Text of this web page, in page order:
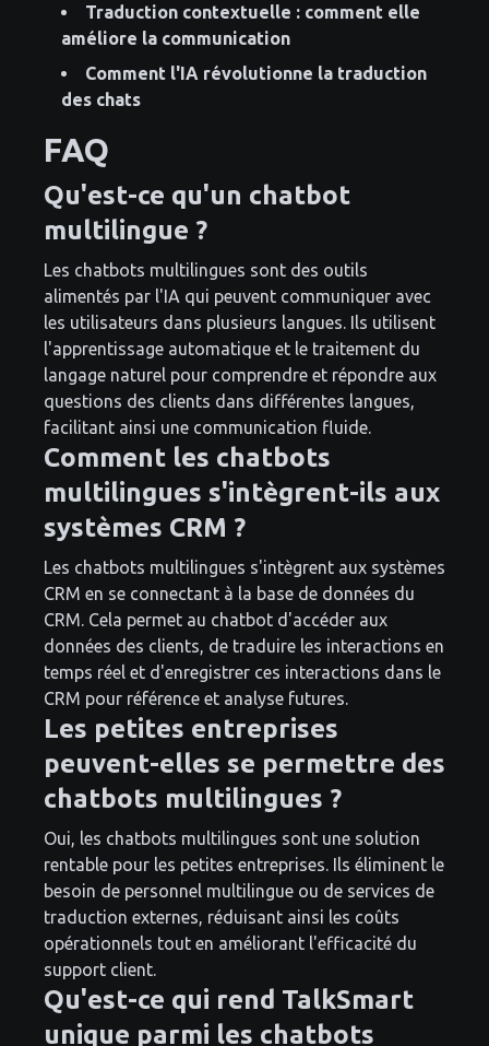
Traduction contextuelle : comment elle
améliore la communication
Comment l'IA révolutionne la traduction
des chats
FAQ
Qu'est-ce qu'un chatbot
multilingue ?
Les chatbots multilingues sont des outils
alimentés par l'IA qui peuvent communiquer avec
les utilisateurs dans plusieurs langues. Ils utilisent
l'apprentissage automatique et le traitement du
langage naturel pour comprendre et répondre aux
questions des clients dans différentes langues,
facilitant ainsi une communication fluide.
Comment les chatbots
multilingues s'intègrent-ils aux
systèmes CRM ?
Les chatbots multilingues s'intègrent aux systèmes
CRM en se connectant à la base de données du
CRM. Cela permet au chatbot d'accéder aux
données des clients, de traduire les interactions en
temps réel et d'enregistrer ces interactions dans le
CRM pour référence et analyse futures.
Les petites entreprises
peuvent-elles se permettre des
chatbots multilingues ?
Oui, les chatbots multilingues sont une solution
rentable pour les petites entreprises. Ils éliminent le
besoin de personnel multilingue ou de services de
traduction externes, réduisant ainsi les coûts
opérationnels tout en améliorant l'efficacité du
support client.
Qu'est-ce qui rend TalkSmart
unique parmi les chatbots